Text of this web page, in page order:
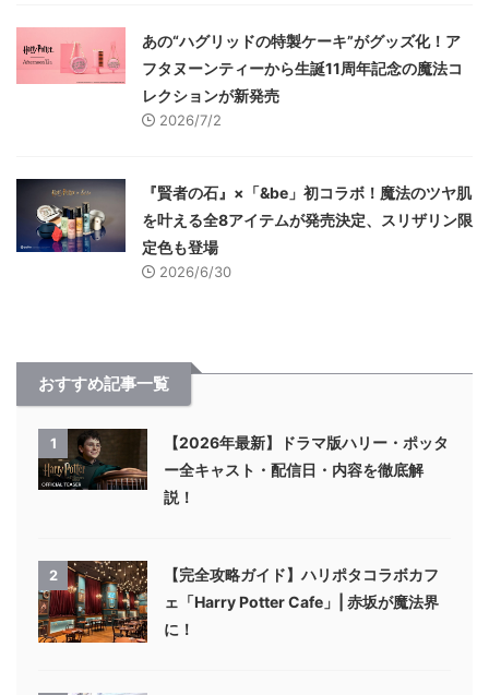
あの“ハグリッドの特製ケーキ”がグッズ化！ア
フタヌーンティーから生誕11周年記念の魔法コ
レクションが新発売
2026/7/2
『賢者の石』×「&be」初コラボ！魔法のツヤ肌
を叶える全8アイテムが発売決定、スリザリン限
定色も登場
2026/6/30
おすすめ記事一覧
1
【2026年最新】ドラマ版ハリー・ポッタ
ー全キャスト・配信日・内容を徹底解
説！
2
【完全攻略ガイド】ハリポタコラボカフ
ェ「Harry Potter Cafe」| 赤坂が魔法界
に！